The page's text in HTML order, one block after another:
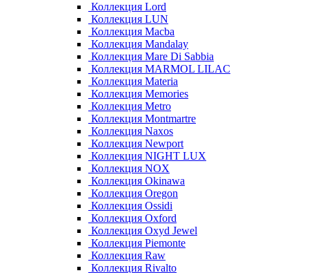
Коллекция Lord
Коллекция LUN
Коллекция Macba
Коллекция Mandalay
Коллекция Mare Di Sabbia
Коллекция MARMOL LILAC
Коллекция Materia
Коллекция Memories
Коллекция Metro
Коллекция Montmartre
Коллекция Naxos
Коллекция Newport
Коллекция NIGHT LUX
Коллекция NOX
Коллекция Okinawa
Коллекция Oregon
Коллекция Ossidi
Коллекция Oxford
Коллекция Oxyd Jewel
Коллекция Piemonte
Коллекция Raw
Коллекция Rivalto